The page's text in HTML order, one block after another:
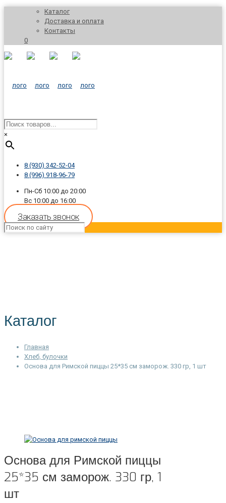
Каталог
Доставка и оплата
Контакты
0
×
8 (930) 342-52-04
8 (996) 918-96-79
Пн-Сб 10:00 до 20:00
Вс 10:00 до 16:00
Заказать звонок
Каталог
Главная
Хлеб, булочки
Основа для Римской пиццы 25*35 см заморож. 330 гр, 1 шт
Основа для Римской пиццы
25*35 см заморож. 330 гр, 1
шт